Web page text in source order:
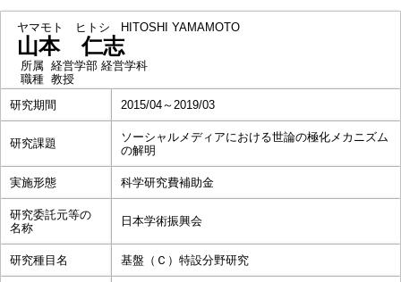
ヤマモト ヒトシ HITOSHI YAMAMOTO
山本 仁志
所属 経営学部 経営学科
職種 教授
研究期間
2015/04～2019/03
研究課題
ソーシャルメディアにおける世論の極化メカニズム
の解明
実施形態 科学研究費補助金
研究委託元等の
名称
日本学術振興会
研究種目名 基盤（Ｃ）特設分野研究